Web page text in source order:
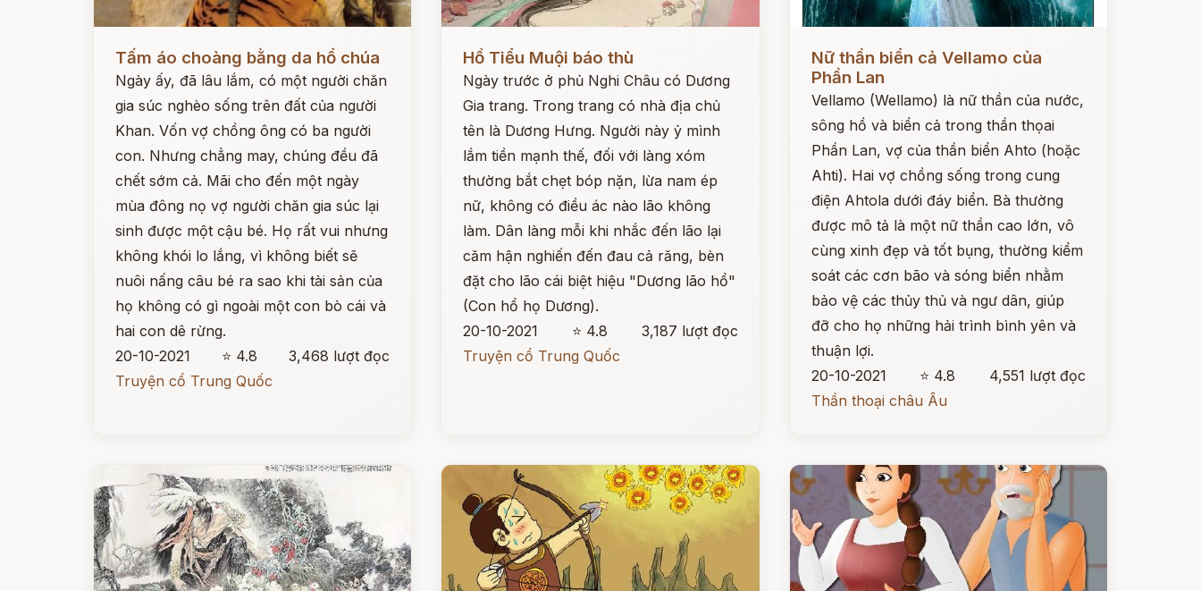
Đọc ngay
Tấm áo choàng bằng da hổ chúa
Ngày ấy, đã lâu lắm, có một người chăn
gia súc nghèo sống trên đất của người
Khan. Vốn vợ chồng ông có ba người
con. Nhưng chẳng may, chúng đều đã
chết sớm cả. Mãi cho đến một ngày
mùa đông nọ vợ người chăn gia súc lại
sinh được một cậu bé. Họ rất vui nhưng
không khói lo lắng, vì không biết sẽ
nuôi nấng câu bé ra sao khi tài sản của
họ không có gì ngoài một con bò cái và
hai con dê rừng.
20-10-2021
⭐ 4.8
3,468 lượt đọc
Truyện cổ Trung Quốc
Đọc ngay
Hồ Tiểu Muội báo thù
Ngày trước ở phủ Nghi Châu có Dương
Gia trang. Trong trang có nhà địa chủ
tên là Dương Hưng. Người này ỷ mình
lắm tiền mạnh thế, đối với làng xóm
thường bắt chẹt bóp nặn, lừa nam ép
nữ, không có điều ác nào lão không
làm. Dân làng mỗi khi nhắc đến lão lại
căm hận nghiến đến đau cả răng, bèn
đặt cho lão cái biệt hiệu "Dương lão hổ"
(Con hổ họ Dương).
20-10-2021
⭐ 4.8
3,187 lượt đọc
Truyện cổ Trung Quốc
Nữ thần biển cả Vellamo của
Phần Lan
Vellamo (Wellamo) là nữ thần của nước,
sông hồ và biển cả trong thần thọai
Phần Lan, vợ của thần biển Ahto (hoặc
Ahti). Hai vợ chồng sống trong cung
điện Ahtola dưới đáy biển. Bà thường
được mô tả là một nữ thần cao lớn, vô
cùng xinh đẹp và tốt bụng, thường kiểm
soát các cơn bão và sóng biển nhằm
bảo vệ các thủy thủ và ngư dân, giúp
đỡ cho họ những hải trình bình yên và
thuận lợi.
20-10-2021
⭐ 4.8
4,551 lượt đọc
Thần thoại châu Âu